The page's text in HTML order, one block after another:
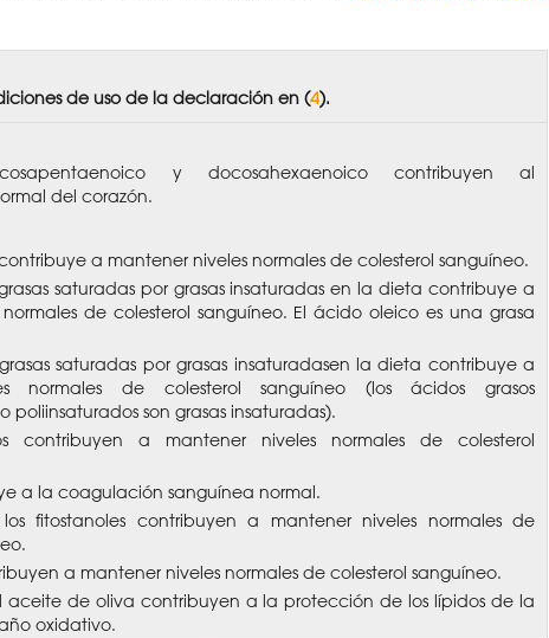
de uso de la declaración en (4).
y docosahexaenoico contribuyen al
del corazón.
a mantener niveles normales de colesterol sanguíneo.
saturadas por grasas insaturadas en la dieta contribuye a
de colesterol sanguíneo. El ácido oleico es una grasa
saturadas por grasas insaturadasen la dieta contribuye a
normales de colesterol sanguíneo (los ácidos grasos
poliinsaturados son grasas insaturadas).
contribuyen a mantener niveles normales de colesterol
a la coagulación sanguínea normal.
los fitostanoles contribuyen a mantener niveles normales de
a mantener niveles normales de colesterol sanguíneo.
aceite de oliva contribuyen a la protección de los lípidos de la
oxidativo.